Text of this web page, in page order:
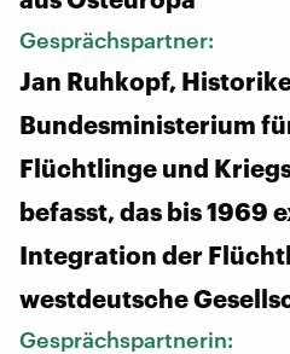
Gesprächspartner:
Jan Ruhkopf,
Bundesministerium
Flüchtlinge und
befasst, das bis 1969
Integration der
westdeutsche
Gesprächspartnerin: